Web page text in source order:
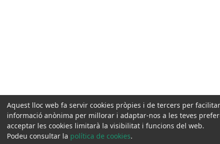
Aquest lloc web fa servir cookies pròpies i de tercers per
informació anònima per millorar i adaptar-nos a les teves
acceptar les cookies limitarà la visibilitat i funcions del web.
Podeu consultar la política de cookies.